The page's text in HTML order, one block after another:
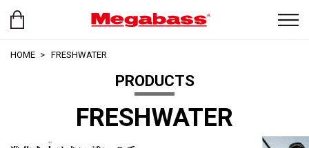
HOME FRESHWATER
PRODUCTS
FRESHWATER